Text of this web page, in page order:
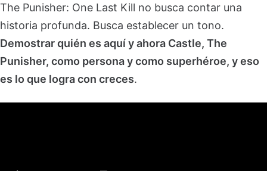
The Punisher: One Last Kill no busca contar una
historia profunda. Busca establecer un tono.
Demostrar quién es aquí y ahora Castle, The
Punisher, como persona y como superhéroe, y eso
es lo que logra con creces.